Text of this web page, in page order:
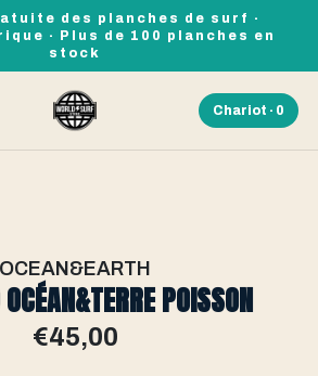
des planches de surf ·
· Plus de 100 planches en
stock
Chariot · 0
OCEAN&EARTH
POISSON
€45,00